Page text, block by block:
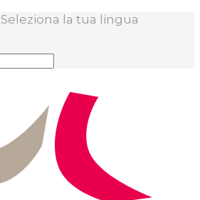
Seleziona la tua lingua